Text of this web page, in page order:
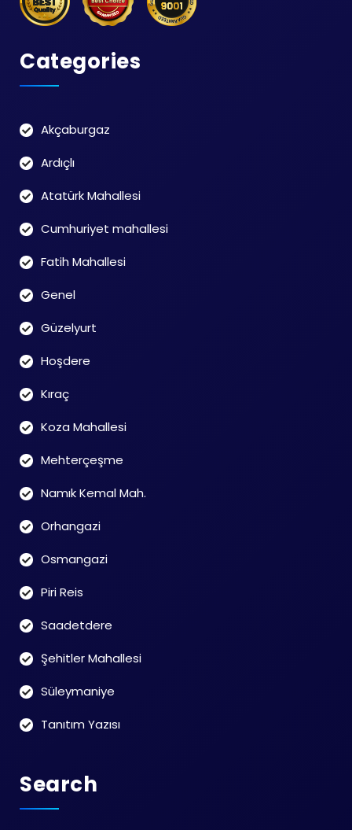
Categories
Akçaburgaz
Ardıçlı
Atatürk Mahallesi
Cumhuriyet mahallesi
Fatih Mahallesi
Genel
Güzelyurt
Hoşdere
Kıraç
Koza Mahallesi
Mehterçeşme
Namık Kemal Mah.
Orhangazi
Osmangazi
Piri Reis
Saadetdere
Şehitler Mahallesi
Süleymaniye
Tanıtım Yazısı
Search